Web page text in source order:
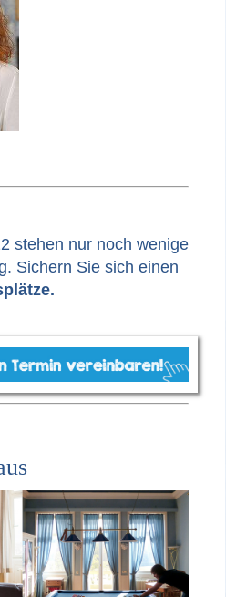
stehen nur noch wenige
Sichern Sie sich einen
.